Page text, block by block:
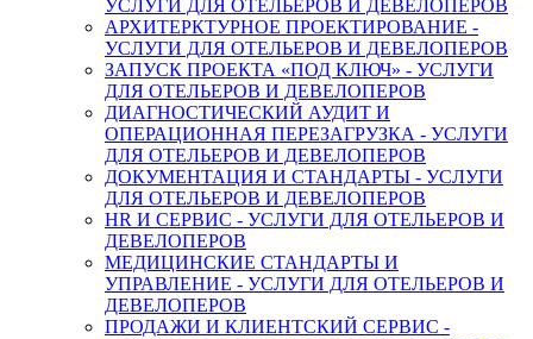
УСЛУГИ ДЛЯ ОТЕЛЬЕРОВ И ДЕВЕЛОПЕРОВ
АРХИТЕРКТУРНОЕ ПРОЕКТИРОВАНИЕ -
УСЛУГИ ДЛЯ ОТЕЛЬЕРОВ И ДЕВЕЛОПЕРОВ
ЗАПУСК ПРОЕКТА «ПОД КЛЮЧ» - УСЛУГИ
ДЛЯ ОТЕЛЬЕРОВ И ДЕВЕЛОПЕРОВ
ДИАГНОСТИЧЕСКИЙ АУДИТ И
ОПЕРАЦИОННАЯ ПЕРЕЗАГРУЗКА - УСЛУГИ
ДЛЯ ОТЕЛЬЕРОВ И ДЕВЕЛОПЕРОВ
ДОКУМЕНТАЦИЯ И СТАНДАРТЫ - УСЛУГИ
ДЛЯ ОТЕЛЬЕРОВ И ДЕВЕЛОПЕРОВ
HR И СЕРВИС - УСЛУГИ ДЛЯ ОТЕЛЬЕРОВ И
ДЕВЕЛОПЕРОВ
МЕДИЦИНСКИЕ СТАНДАРТЫ И
УПРАВЛЕНИЕ - УСЛУГИ ДЛЯ ОТЕЛЬЕРОВ И
ДЕВЕЛОПЕРОВ
ПРОДАЖИ И КЛИЕНТСКИЙ СЕРВИС -